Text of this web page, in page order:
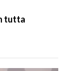
tutta